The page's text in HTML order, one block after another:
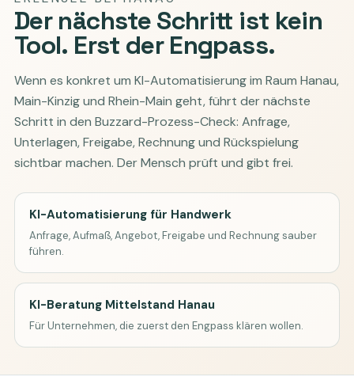
Der nächste Schritt ist kein
Tool. Erst der Engpass.
Wenn es konkret um KI-Automatisierung im Raum Hanau,
Main-Kinzig und Rhein-Main geht, führt der nächste
Schritt in den Buzzard-Prozess-Check: Anfrage,
Unterlagen, Freigabe, Rechnung und Rückspielung
sichtbar machen. Der Mensch prüft und gibt frei.
KI-Automatisierung für Handwerk
Anfrage, Aufmaß, Angebot, Freigabe und Rechnung sauber
führen.
KI-Beratung Mittelstand Hanau
Für Unternehmen, die zuerst den Engpass klären wollen.